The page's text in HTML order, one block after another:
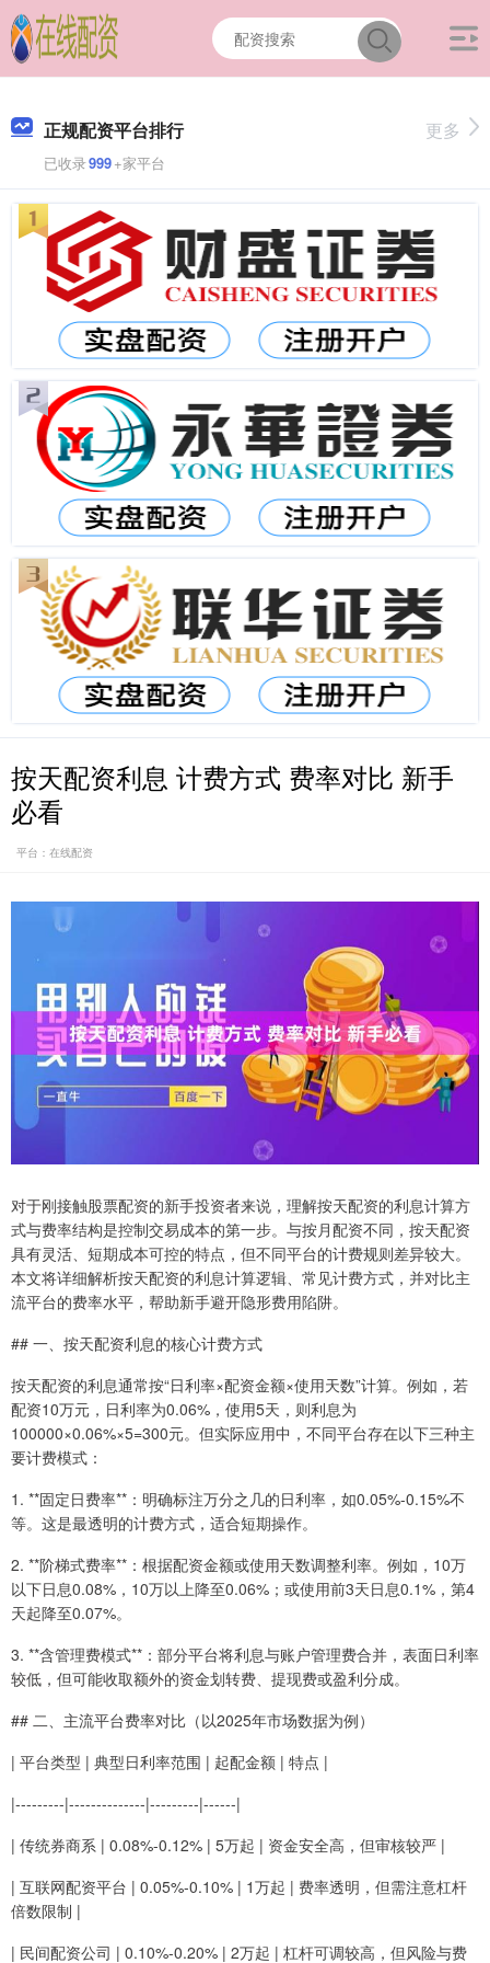
正规配资平台排行
已收录999+家平台
更多
按天配资利息 计费方式 费率对比 新手
必看
平台：在线配资
对于刚接触股票配资的新手投资者来说，理解按天配资的利息计算方
式与费率结构是控制交易成本的第一步。与按月配资不同，按天配资
具有灵活、短期成本可控的特点，但不同平台的计费规则差异较大。
本文将详细解析按天配资的利息计算逻辑、常见计费方式，并对比主
流平台的费率水平，帮助新手避开隐形费用陷阱。
## 一、按天配资利息的核心计费方式
按天配资的利息通常按“日利率×配资金额×使用天数”计算。例如，若
配资10万元，日利率为0.06%，使用5天，则利息为
100000×0.06%×5=300元。但实际应用中，不同平台存在以下三种主
要计费模式：
1. **固定日费率**：明确标注万分之几的日利率，如0.05%-0.15%不
等。这是最透明的计费方式，适合短期操作。
2. **阶梯式费率**：根据配资金额或使用天数调整利率。例如，10万
以下日息0.08%，10万以上降至0.06%；或使用前3天日息0.1%，第4
天起降至0.07%。
3. **含管理费模式**：部分平台将利息与账户管理费合并，表面日利率
较低，但可能收取额外的资金划转费、提现费或盈利分成。
## 二、主流平台费率对比（以2025年市场数据为例）
| 平台类型 | 典型日利率范围 | 起配金额 | 特点 |
|---------|--------------|---------|------|
| 传统券商系 | 0.08%-0.12% | 5万起 | 资金安全高，但审核较严 |
| 互联网配资平台 | 0.05%-0.10% | 1万起 | 费率透明，但需注意杠杆
倍数限制 |
| 民间配资公司 | 0.10%-0.20% | 2万起 | 杠杆可调较高，但风险与费